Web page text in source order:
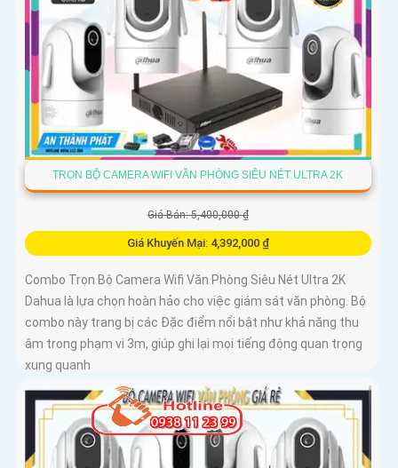
TRỌN BỘ CAMERA WIFI VĂN PHÒNG SIÊU NÉT ULTRA 2K
Giá Bán: 5,400,000 ₫
Giá Khuyến Mại: 4,392,000 ₫
Combo Trọn Bộ Camera Wifi Văn Phòng Siêu Nét Ultra 2K
Dahua là lựa chọn hoàn hảo cho việc giám sát văn phòng. Bộ
combo này trang bị các Đặc điểm nổi bật như khả năng thu
âm trong phạm vi 3m, giúp ghi lại mọi tiếng động quan trọng
xung quanh